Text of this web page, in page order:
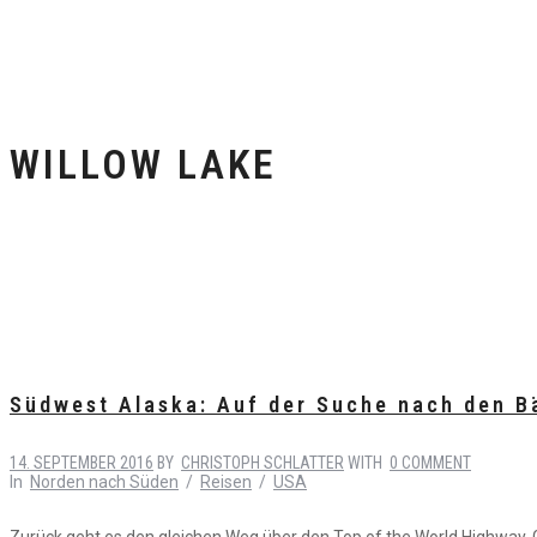
WILLOW LAKE
Südwest Alaska: Auf der Suche nach den
14. SEPTEMBER 2016 BY CHRISTOPH SCHLATTER WITH 0 COMMENT
In Norden nach Süden / Reisen / USA